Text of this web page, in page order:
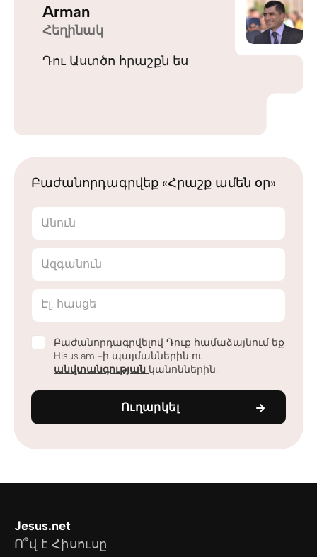
Arman
Հեղինակ
Դու Աստծո հրաշքն ես
Բաժանորդագրվեք «Հրաշք ամեն օր»
Անուն
Ազգանուն
Էլ. հասցե
Բաժանորդագրվելով Դուք համաձայնում եք
Hisus.am -ի պայմաններին ու
անվտանգության կանոններին:
Ուղարկել
Jesus.net
Ո՞վ է Հիսուսը